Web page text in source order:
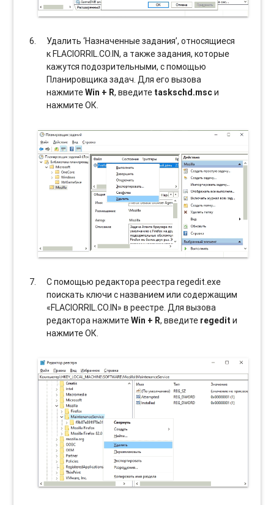
Удалить ‘Назначенные задания’, относящиеся
к FLACIORRIL.CO.IN, а также задания, которые
кажутся подозрительными, с помощью
Планировщика задач. Для его вызова
нажмитеWin + R, введите taskschd.mscи
нажмите ОК.
С помощью редактора реестра regedit.exe
поискать ключи с названием или содержащим
«FLACIORRIL.CO.IN» в реестре. Для вызова
редактора нажмитеWin + R, введите regedit и
нажмите ОК.